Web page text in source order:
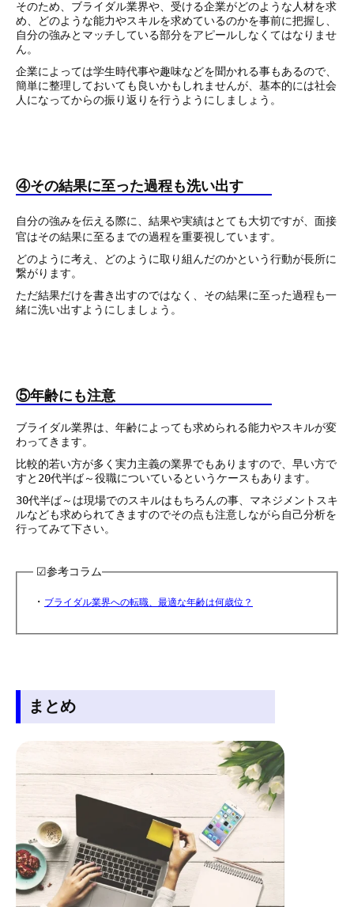
そのため、ブライダル業界や、受ける企業がどのような人材を求
め、どのような能力やスキルを求めているのかを事前に把握し、
自分の強みとマッチしている部分をアピールしなくてはなりませ
ん。
企業によっては学生時代事や趣味などを聞かれる事もあるので、
簡単に整理しておいても良いかもしれませんが、基本的には社会
人になってからの振り返りを行うようにしましょう。
④その結果に至った過程も洗い出す
自分の強みを伝える際に、結果や実績はとても大切ですが、面接
官はその結果に至るまでの過程を重要視しています。
どのように考え、どのように取り組んだのかという行動が長所に
繋がります。
ただ結果だけを書き出すのではなく、その結果に至った過程も一
緒に洗い出すようにしましょう。
⑤年齢にも注意
ブライダル業界は、年齢によっても求められる能力やスキルが変
わってきます。
比較的若い方が多く実力主義の業界でもありますので、早い方で
すと20代半ば～役職についているというケースもあります。
30代半ば～は現場でのスキルはもちろんの事、マネジメントスキ
ルなども求められてきますのでその点も注意しながら自己分析を
行ってみて下さい。
☑︎参考コラム
・ ブライダル業界への転職、最適な年齢は何歳位？
まとめ